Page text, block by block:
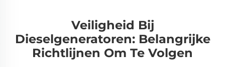
Veiligheid Bij
Dieselgeneratoren: Belangrijke
Richtlijnen Om Te Volgen